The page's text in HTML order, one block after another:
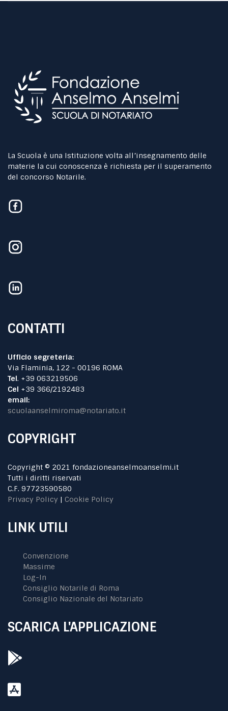
La Scuola è una Istituzione volta all’insegnamento delle
materie la cui conoscenza è richiesta per il superamento
del concorso Notarile.
CONTATTI
Ufficio segreteria:
Via Flaminia, 122 - 00196 ROMA
Tel. +39 063219506
Cel +39 366/2192483
email:
scuolaanselmiroma@notariato.it
COPYRIGHT
Copyright © 2021 fondazioneanselmoanselmi.it
Tutti i diritti riservati
C.F. 97723590580
Privacy Policy | Cookie Policy
LINK UTILI
Convenzione
Massime
Log-In
Consiglio Notarile di Roma
Consiglio Nazionale del Notariato
SCARICA L'APPLICAZIONE